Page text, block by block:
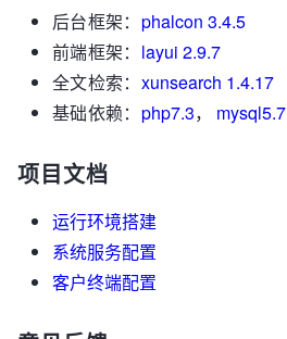
后台框架： phalcon 3.4.5
前端框架： layui 2.9.7
全文检索： xunsearch 1.4.17
基础依赖： php7.3， mysql5.7
项目文档
运行环境搭建
系统服务配置
客户终端配置